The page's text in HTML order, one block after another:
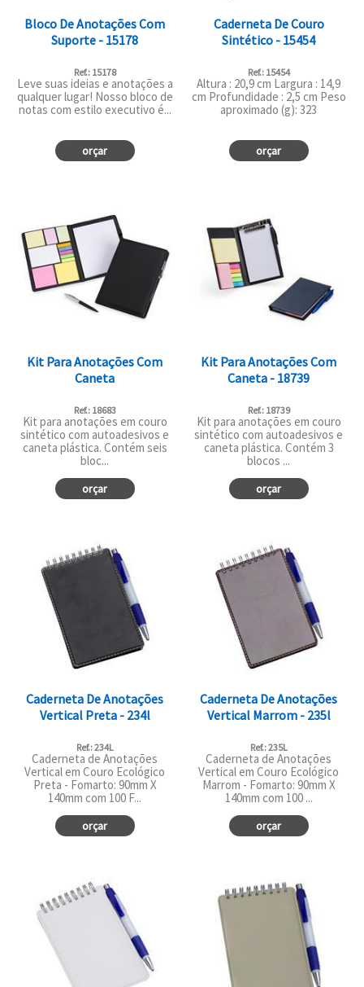
Bloco De Anotações Com
Suporte - 15178
Ref.: 15178
Leve suas ideias e anotações a
qualquer lugar! Nosso bloco de
notas com estilo executivo é...
orçar
Caderneta De Couro
Sintético - 15454
Ref.: 15454
Altura : 20,9 cm Largura : 14,9
cm Profundidade : 2,5 cm Peso
aproximado (g): 323
orçar
Kit Para Anotações Com
Caneta
Ref.: 18683
Kit para anotações em couro
sintético com autoadesivos e
caneta plástica. Contém seis
bloc...
orçar
Kit Para Anotações Com
Caneta - 18739
Ref.: 18739
Kit para anotações em couro
sintético com autoadesivos e
caneta plástica. Contém 3
blocos ...
orçar
Caderneta De Anotações
Vertical Preta - 234l
Ref.: 234L
Caderneta de Anotações
Vertical em Couro Ecológico
Preta - Fomarto: 90mm X
140mm com 100 F...
orçar
Caderneta De Anotações
Vertical Marrom - 235l
Ref.: 235L
Caderneta de Anotações
Vertical em Couro Ecológico
Marrom - Fomarto: 90mm X
140mm com 100 ...
orçar